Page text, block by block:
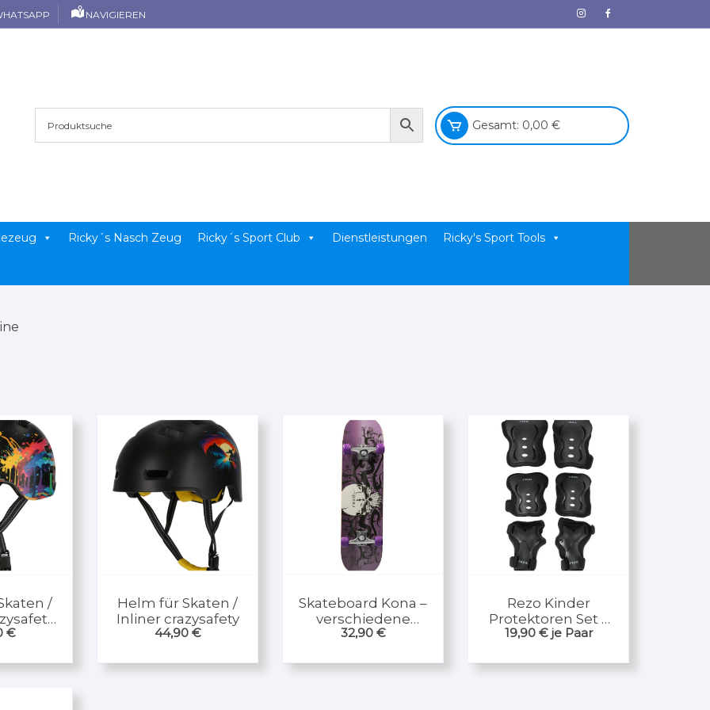
NAVIGIEREN
Gesamt: 0,00 €
Ricky´s Nasch Zeug Ricky´s Sport Club Dienstleistungen Ricky's Sport Tools
/
€
Helm für Skaten /
Inliner crazysafety
44,90 €
Skateboard Kona –
verschiedene
Decks
32,90 €
Rezo Kinder
Protektoren Set –
Daewon – Größe S
19,90 € je Paar